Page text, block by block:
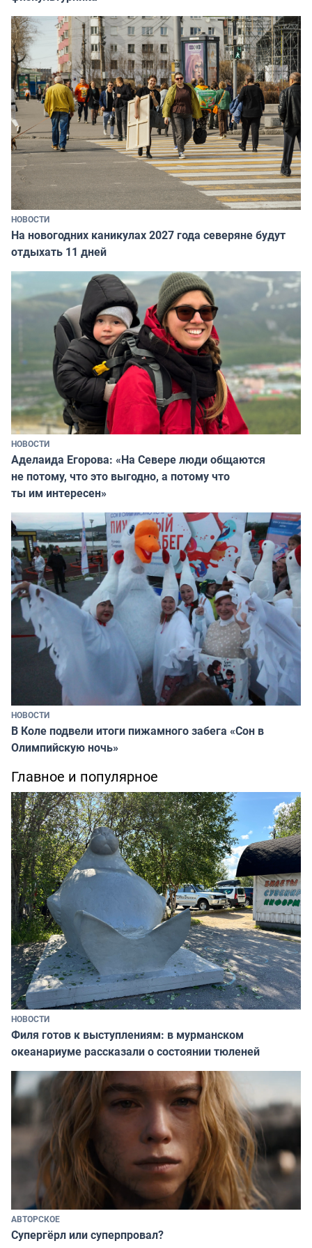
НОВОСТИ
На новогодних каникулах 2027 года северяне будут
отдыхать 11 дней
НОВОСТИ
Аделаида Егорова: «На Севере люди общаются
не потому, что это выгодно, а потому что
ты им интересен»
НОВОСТИ
В Коле подвели итоги пижамного забега «Сон в
Олимпийскую ночь»
Главное и популярное
НОВОСТИ
Филя готов к выступлениям: в мурманском
океанариуме рассказали о состоянии тюленей
АВТОРСКОЕ
Супергёрл или суперпровал?